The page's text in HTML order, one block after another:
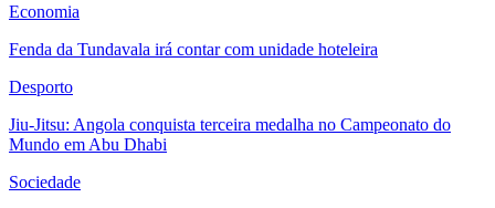
Economia
Fenda da Tundavala irá contar com unidade hoteleira
Desporto
Jiu-Jitsu: Angola conquista terceira medalha no Campeonato do
Mundo em Abu Dhabi
Sociedade